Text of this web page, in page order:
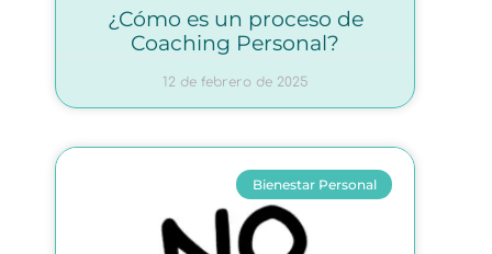
¿Cómo es un proceso de
Coaching Personal?
12 de febrero de 2025
Bienestar Personal